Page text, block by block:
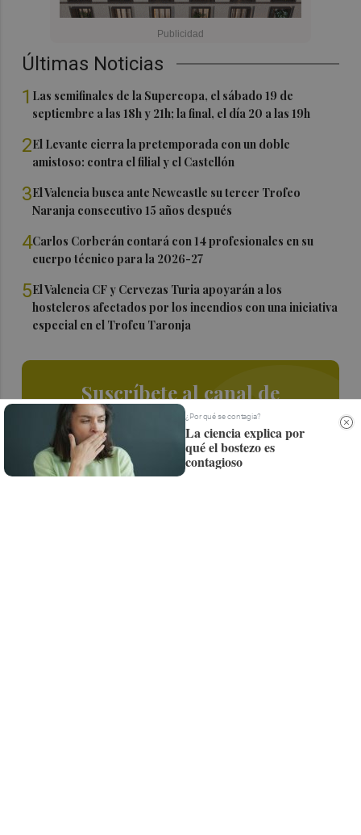
Últimas Noticias
1 Las semifinales de la Supercopa, el sábado 19 de
septiembre a las 18h y 21h; la final, el día 20 a las 19h
2El Levante cierra la pretemporada con un doble
amistoso: contra el filial y el Castellón
3El Valencia busca ante Newcastle su tercer Trofeo
Naranja consecutivo 15 años después
4Carlos Corberán contará con 14 profesionales en su
cuerpo técnico para la 2026-27
5El Valencia CF y Cervezas Turia apoyarán a los
hosteleros afectados por los incendios con una iniciativa
especial en el Trofeu Taronja
Suscríbete al canal de
Whatsapp
Siempre al día de las últimas noticias
¡Quiero suscribirme!
¿Por qué se contagia?
La ciencia explica por
qué el bostezo es
contagioso